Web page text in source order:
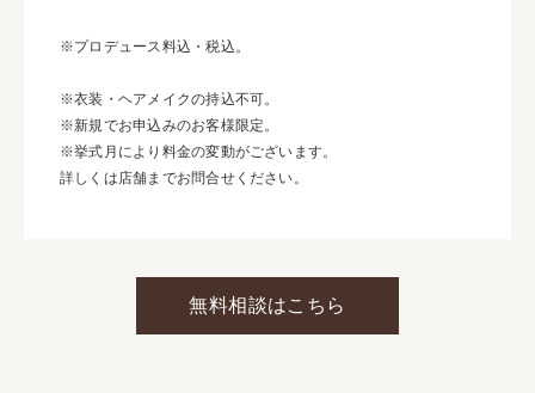
※プロデュース料込・税込。
※衣装・ヘアメイクの持込不可。
※新規でお申込みのお客様限定。
※挙式月により料金の変動がございます。
詳しくは店舗までお問合せください。
無料相談はこちら